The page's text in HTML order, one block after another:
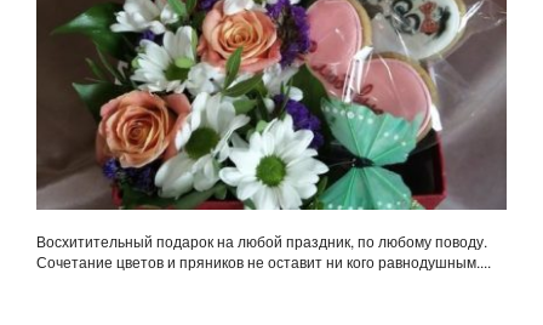
Восхитительный подарок на любой праздник, по любому поводу.
Сочетание цветов и пряников не оставит ни кого равнодушным....